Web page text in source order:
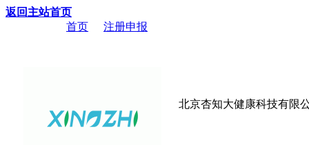
返回主站首页
首页 注册申报
北京杏知大健康科技有限